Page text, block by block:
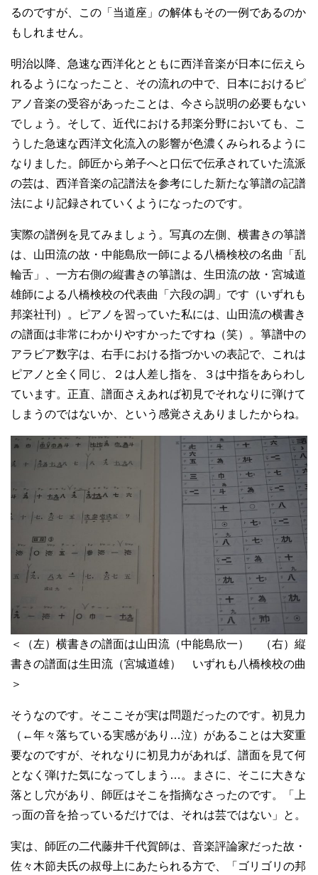
るのですが、この「当道座」の解体もその一例であるのか
もしれません。
明治以降、急速な西洋化とともに西洋音楽が日本に伝えら
れるようになったこと、その流れの中で、日本におけるピ
アノ音楽の受容があったことは、今さら説明の必要もない
でしょう。そして、近代における邦楽分野においても、こ
うした急速な西洋文化流入の影響が色濃くみられるように
なりました。師匠から弟子へと口伝で伝承されていた流派
の芸は、西洋音楽の記譜法を参考にした新たな箏譜の記譜
法により記録されていくようになったのです。
実際の譜例を見てみましょう。写真の左側、横書きの箏譜
は、山田流の故・中能島欣一師による八橋検校の名曲「乱
輪舌」、一方右側の縦書きの箏譜は、生田流の故・宮城道
雄師による八橋検校の代表曲「六段の調」です（いずれも
邦楽社刊）。ピアノを習っていた私には、山田流の横書き
の譜面は非常にわかりやすかったですね（笑）。箏譜中の
アラビア数字は、右手における指づかいの表記で、これは
ピアノと全く同じ、２は人差し指を、３は中指をあらわし
ています。正直、譜面さえあれば初見でそれなりに弾けて
しまうのではないか、という感覚さえありましたからね。
＜（左）横書きの譜面は山田流（中能島欣一） （右）縦
書きの譜面は生田流（宮城道雄） いずれも八橋検校の曲
＞
そうなのです。そここそが実は問題だったのです。初見力
（←年々落ちている実感があり…泣）があることは大変重
要なのですが、それなりに初見力があれば、譜面を見て何
となく弾けた気になってしまう…。まさに、そこに大きな
落とし穴があり、師匠はそこを指摘なさったのです。「上
っ面の音を拾っているだけでは、それは芸ではない」と。
実は、師匠の二代藤井千代賀師は、音楽評論家だった故・
佐々木節夫氏の叔母上にあたられる方で、「ゴリゴリの邦